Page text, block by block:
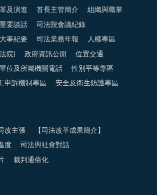
及演進 首長主管簡介 組織與職掌
要談話 司法院會議紀錄
大事紀要 司法業務年報 人權專區
院) 政府資訊公開 位置交通
位及所屬機關電話 性別平等專區
申訴機制專區 安全及衛生防護專區
改主張 【司法改革成果簡介】
度 司法與社會對話
裁判通俗化